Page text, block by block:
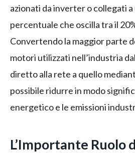
azionati da inverter o collegati a
percentuale che oscilla tra il
Convertendo la maggior parte
motori utilizzati nell’industria
diretto alla rete a quello
possibile ridurre in modo
energetico e le emissioni
L’Importante Ruolo